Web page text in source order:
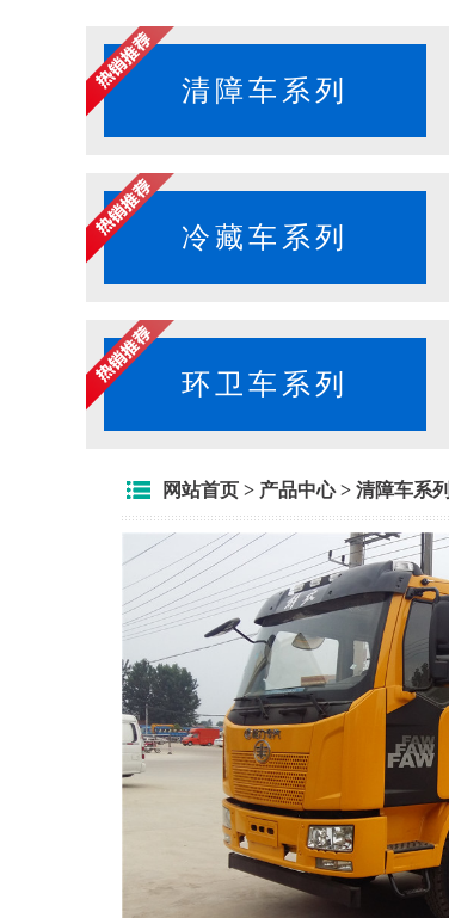
清障车系列
冷藏车系列
环卫车系列
网站首页 > 产品中心> 清障车系列